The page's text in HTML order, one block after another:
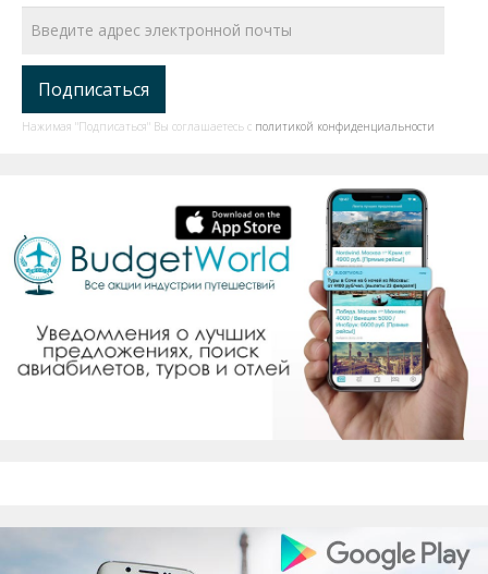
Нажимая "Подписаться" Вы соглашаетесь с политикой конфиденциальности